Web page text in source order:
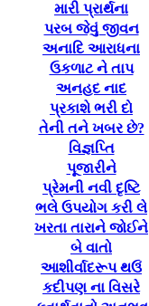
મારી પ્રાર્થના
પરબ જેવું જીવન
અનાદિ આરાધના
ઉકળાટ ને તાપ
અનહદ નાદ
પ્રકાશે ભરી દો
તેની તને ખબર છે?
વિજ્ઞપ્તિ
પૂજારીને
પ્રેમની નવી દૃષ્ટિ
ભલે ઉપયોગ કરી લે
ખરતા તારાને જોઈને
બે વાતો
આશીર્વાદરૂપ થઉં
કદીપણ ના વિસરે